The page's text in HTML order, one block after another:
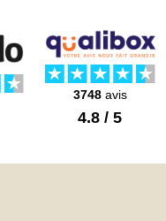
3748avis
4.8 / 5